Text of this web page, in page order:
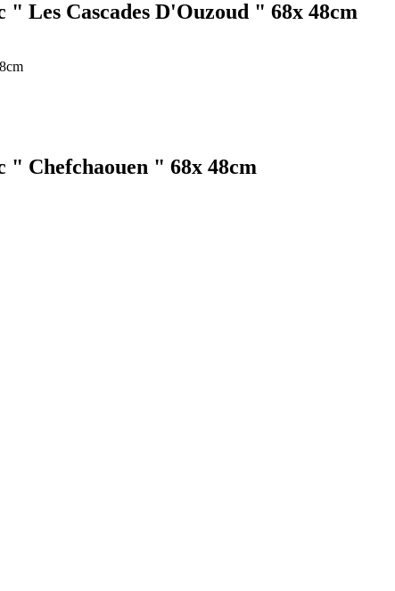
Les Cascades D'Ouzoud " 68x 48cm
" Chefchaouen " 68x 48cm